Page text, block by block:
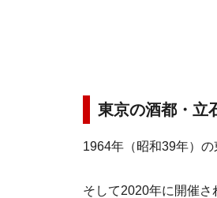
東京の酒都・立
1964年（昭和39年）
そして2020年に開催